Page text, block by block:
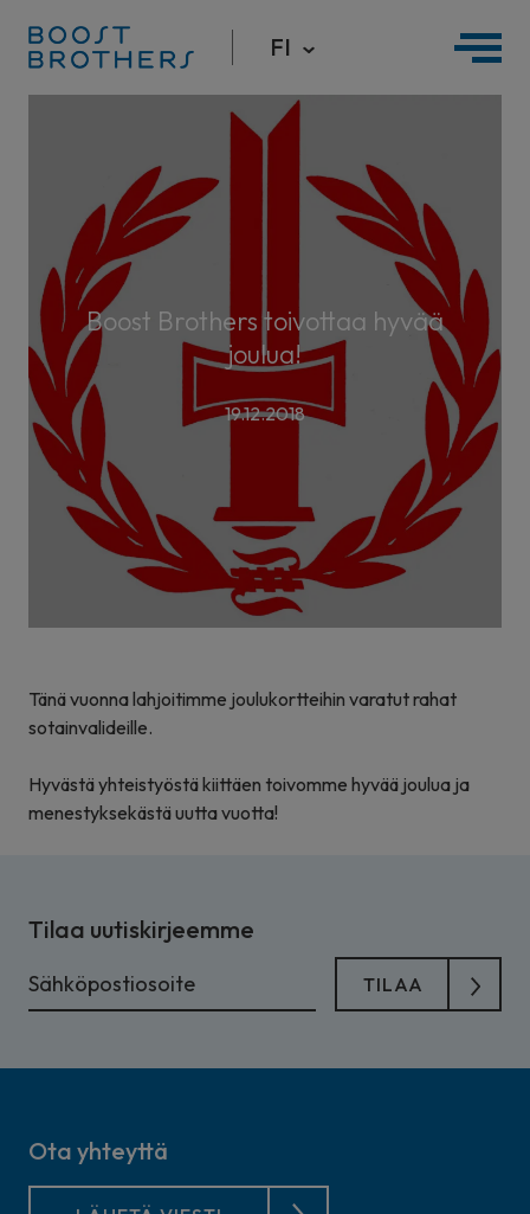
FI
Boost Brothers toivottaa hyvää
joulua!
19.12.2018
Tänä vuonna lahjoitimme joulukortteihin varatut rahat
sotainvalideille.
Hyvästä yhteistyöstä kiittäen toivomme hyvää joulua ja
menestyksekästä uutta vuotta!
Tilaa uutiskirjeemme
Ota yhteyttä